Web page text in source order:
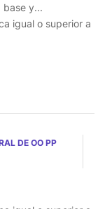
base y...
igual o superior a
DE OO PP